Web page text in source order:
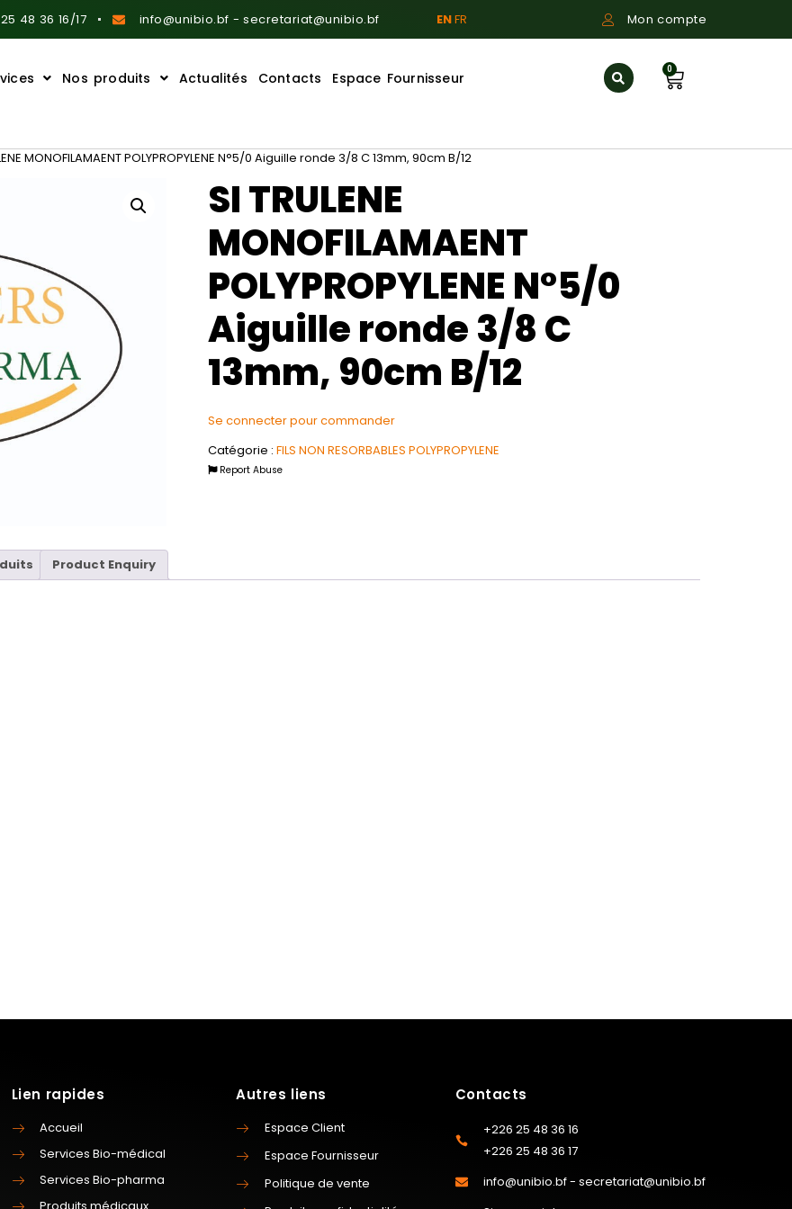
48 36 16/17 info@unibio.bf - secretariat@unibio.bf ENFR Mon compte
Nos produits Actualités Contacts Espace Fournisseur
0
MONOFILAMAENT POLYPROPYLENE N°5/0 Aiguille ronde 3/8 C 13mm, 90cm B/12
SI TRULENE
MONOFILAMAENT
POLYPROPYLENE N°5/0
Aiguille ronde 3/8 C
13mm, 90cm B/12
Se connecter pour commander
Catégorie : FILS NON RESORBABLES POLYPROPYLENE
Report Abuse
Product Enquiry
Lien rapides
Accueil
Services Bio-médical
Services Bio-pharma
Autres liens
Espace Client
Espace Fournisseur
Politique de vente
Contacts
+226 25 48 36 16
+226 25 48 36 17
info@unibio.bf - secretariat@unibio.bf